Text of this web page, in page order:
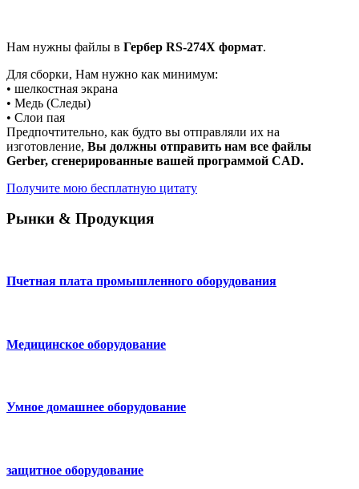
Нам нужны файлы в Гербер RS-274X формат.
Для сборки, Нам нужно как минимум:
• шелкостная экрана
• Медь (Следы)
• Слои пая
Предпочтительно, как будто вы отправляли их на
изготовление, Вы должны отправить нам все файлы
Gerber, сгенерированные вашей программой CAD.
Получите мою бесплатную цитату
Рынки & Продукция
Пчетная плата промышленного оборудования
Медицинское оборудование
Умное домашнее оборудование
защитное оборудование